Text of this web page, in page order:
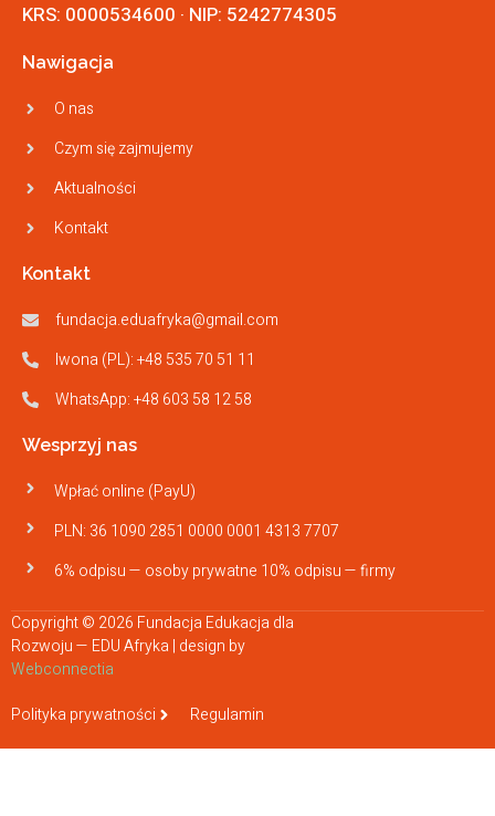
KRS: 0000534600 · NIP: 5242774305
Nawigacja
O nas
Czym się zajmujemy
Aktualności
Kontakt
Kontakt
fundacja.eduafryka@gmail.com
Iwona (PL): +48 535 70 51 11
WhatsApp: +48 603 58 12 58
Wesprzyj nas
Wpłać online (PayU)
PLN: 36 1090 2851 0000 0001 4313 7707
6% odpisu — osoby prywatne 10% odpisu — firmy
Copyright © 2026 Fundacja Edukacja dla
Rozwoju — EDU Afryka | design by
Webconnectia
Polityka prywatności
Regulamin